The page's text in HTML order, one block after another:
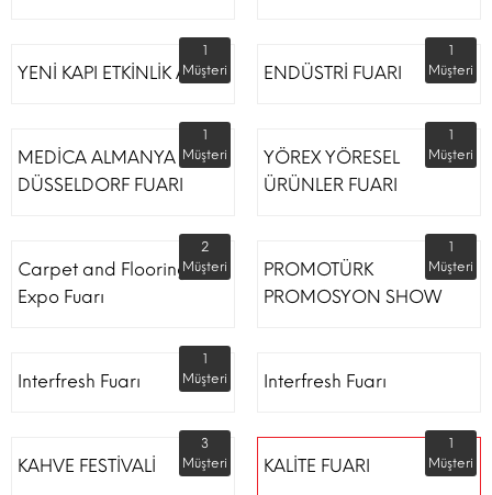
YENİ KAPI ETKİNLİK ALANI
1
Müşteri
ENDÜSTRİ FUARI
1
Müşteri
MEDİCA ALMANYA
DÜSSELDORF FUARI
1
Müşteri
YÖREX YÖRESEL
ÜRÜNLER FUARI
1
Müşteri
Carpet and Flooring
Expo Fuarı
2
Müşteri
PROMOTÜRK
PROMOSYON SHOW
1
Müşteri
Interfresh Fuarı
1
Müşteri
Interfresh Fuarı
KAHVE FESTİVALİ
3
Müşteri
KALİTE FUARI
1
Müşteri